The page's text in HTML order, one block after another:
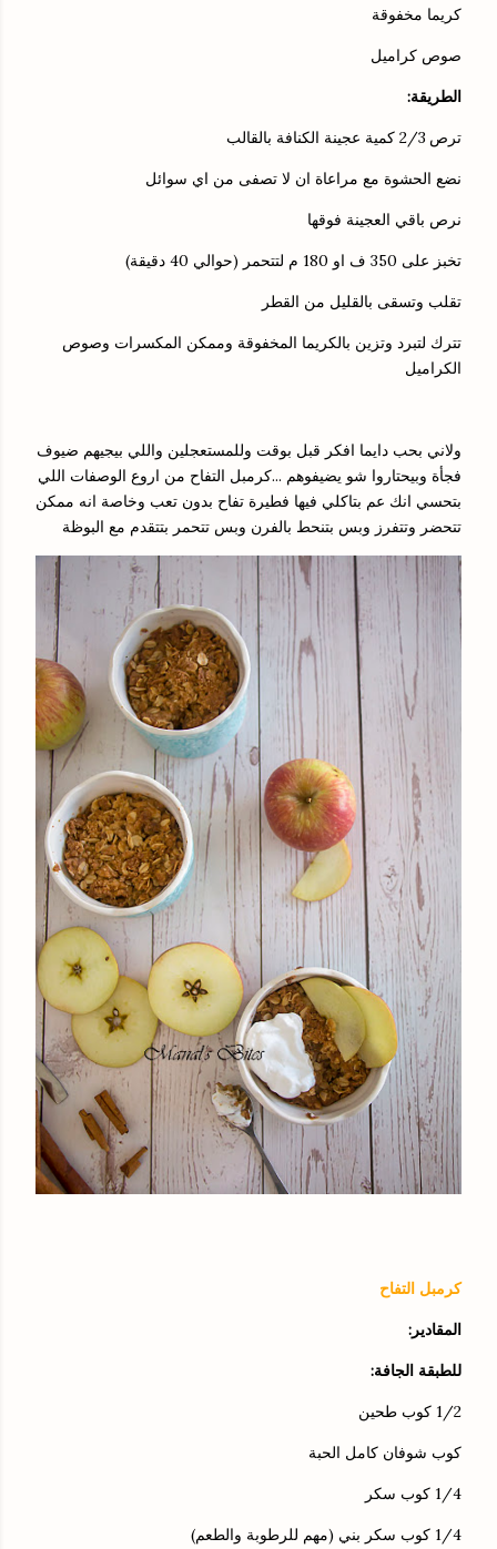
كريما مخفوقة
صوص كراميل
الطريقة:
ترص 2/3 كمية عجينة الكنافة بالقالب
نضع الحشوة مع مراعاة ان لا تصفى من اي سوائل
نرص باقي العجينة فوقها
تخبز على 350 ف او 180 م لتتحمر (حوالي 40 دقيقة)
تقلب وتسقى بالقليل من القطر
تترك لتبرد وتزين بالكريما المخفوقة وممكن المكسرات وصوص
الكراميل
ولاني بحب دايما افكر قبل بوقت وللمستعجلين واللي بيجيهم ضيوف
فجأة وبيحتاروا شو يضيفوهم ...كرمبل التفاح من اروع الوصفات اللي
بتحسي انك عم بتاكلي فيها فطيرة تفاح بدون تعب وخاصة انه ممكن
تتحضر وتتفرز وبس بتنحط بالفرن وبس تتحمر بتتقدم مع البوظة
كرمبل التفاح
المقادير:
للطبقة الجافة:
1/2 كوب طحين
كوب شوفان كامل الحبة
1/4 كوب سكر
1/4 كوب سكر بني (مهم للرطوبة والطعم)